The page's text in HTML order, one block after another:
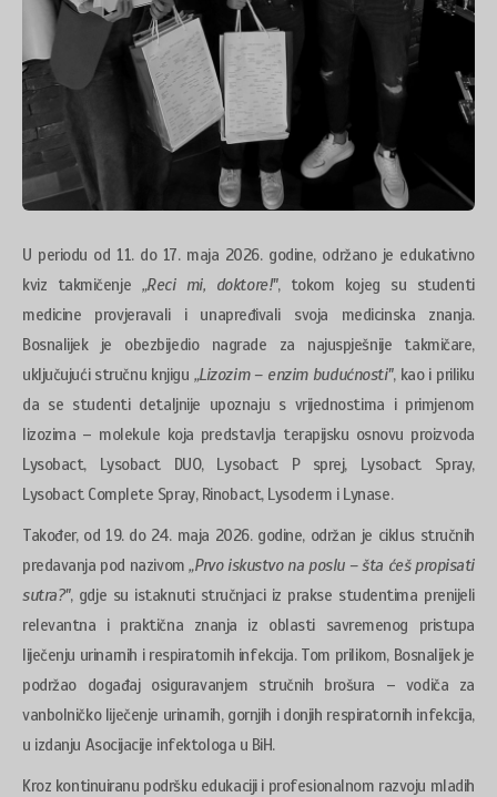
U periodu od 11. do 17. maja 2026. godine, održano je edukativno
kviz takmičenje „Reci mi, doktore!", tokom kojeg su studenti
medicine provjeravali i unapređivali svoja medicinska znanja.
Bosnalijek je obezbijedio nagrade za najuspješnije takmičare,
uključujući stručnu knjigu „Lizozim – enzim budućnosti", kao i priliku
da se studenti detaljnije upoznaju s vrijednostima i primjenom
lizozima – molekule koja predstavlja terapijsku osnovu proizvoda
Lysobact, Lysobact DUO, Lysobact P sprej, Lysobact Spray,
Lysobact Complete Spray, Rinobact, Lysoderm i Lynase.
Također, od 19. do 24. maja 2026. godine, održan je ciklus stručnih
predavanja pod nazivom„Prvo iskustvo na poslu – šta ćeš propisati
sutra?", gdje su istaknuti stručnjaci iz prakse studentima prenijeli
relevantna i praktična znanja iz oblasti savremenog pristupa
liječenju urinarnih i respiratornih infekcija. Tom prilikom, Bosnalijek je
podržao događaj osiguravanjem stručnih brošura – vodiča za
vanbolničko liječenje urinarnih, gornjih i donjih respiratornih infekcija,
u izdanju Asocijacije infektologa u BiH.
Kroz kontinuiranu podršku edukaciji i profesionalnom razvoju mladih